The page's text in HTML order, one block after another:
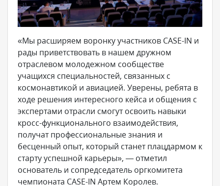
«Мы расширяем воронку участников CASE-IN и
рады приветствовать в нашем дружном
отраслевом молодежном сообществе
учащихся специальностей, связанных с
космонавтикой и авиацией. Уверены, ребята в
ходе решения интересного кейса и общения с
экспертами отрасли смогут освоить навыки
кросс-функционального взаимодействия,
получат профессиональные знания и
бесценный опыт, который станет плацдармом к
старту успешной карьеры», — отметил
основатель и сопредседатель оргкомитета
чемпионата CASE-IN Артем Королев.